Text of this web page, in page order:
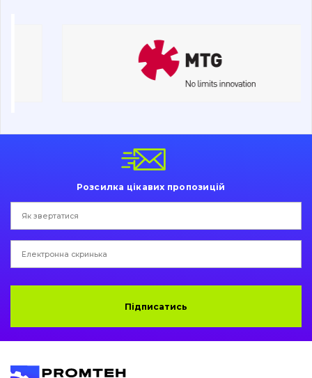
Фільтри та мастильні матеріали
Захист (ковша, адаптера)
Пальці та Втулки
Гідравліка
написати
листа
Розсилка цікавих пропозицій
Підписатись